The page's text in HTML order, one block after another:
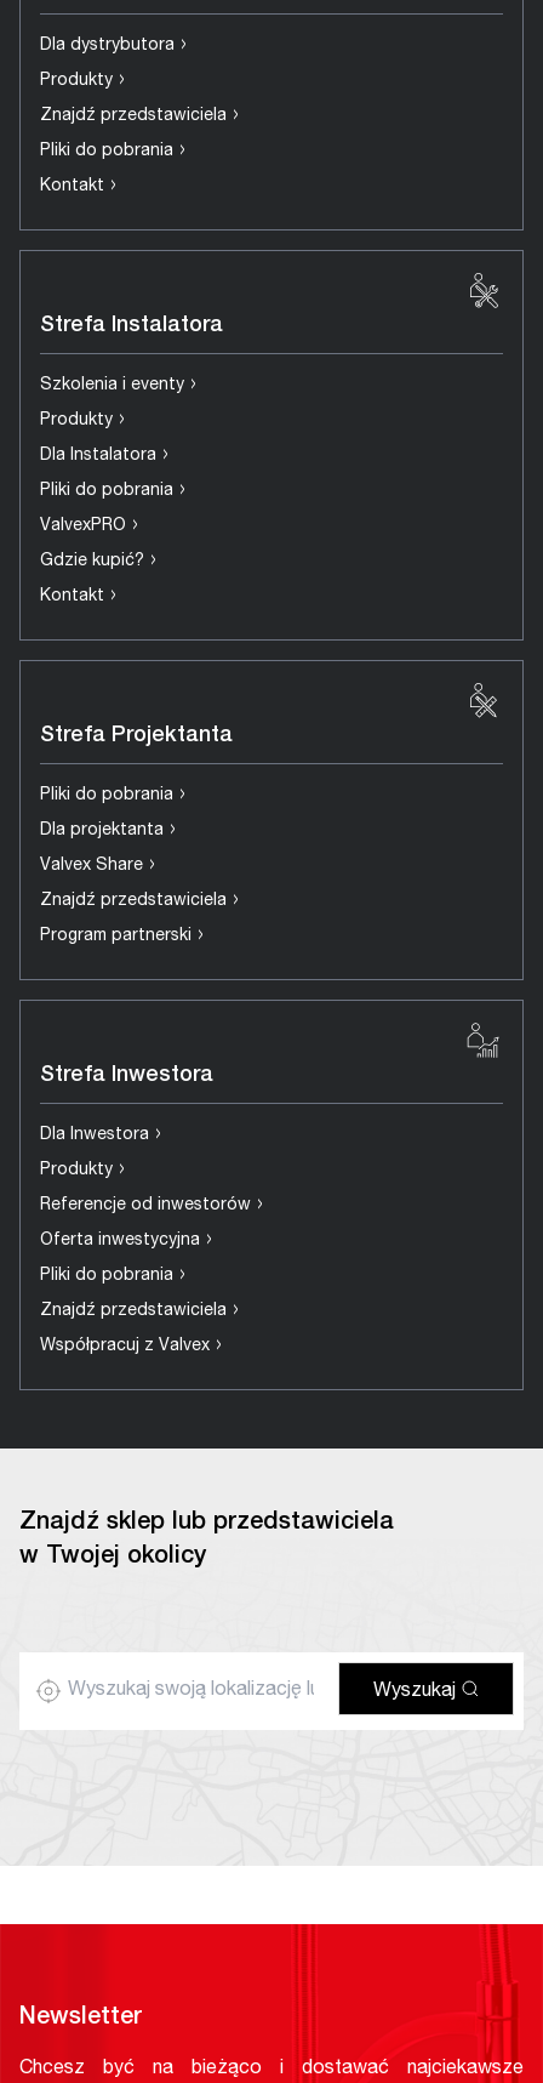
Dla dystrybutora ›
Produkty ›
Znajdź przedstawiciela ›
Pliki do pobrania ›
Kontakt ›
Strefa Instalatora
Szkolenia i eventy ›
Produkty ›
Dla Instalatora ›
Pliki do pobrania ›
ValvexPRO ›
Gdzie kupić? ›
Kontakt ›
Strefa Projektanta
Pliki do pobrania ›
Dla projektanta ›
Valvex Share ›
Znajdź przedstawiciela ›
Program partnerski ›
Strefa Inwestora
Dla Inwestora ›
Produkty ›
Referencje od inwestorów ›
Oferta inwestycyjna ›
Pliki do pobrania ›
Znajdź przedstawiciela ›
Współpracuj z Valvex ›
Znajdź sklep lub przedstawiciela
w Twojej okolicy
Wyszukaj
Newsletter
Chcesz być na bieżąco i dostawać najciekawsze